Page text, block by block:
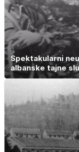
Spektakularni
albanske tajne